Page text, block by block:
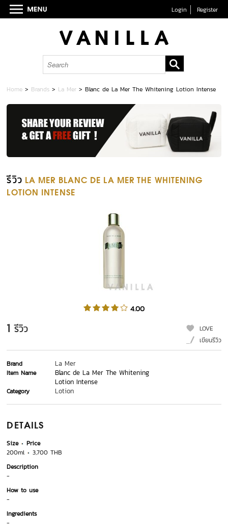
Login Register
Home > Brands > La Mer >Blanc de La Mer The Whitening Lotion Intense
รีวิว LA MER BLANC DE LA MER THE WHITENING
LOTION INTENSE
4.00
1 รีวิว
LOVE
เขียนรีวิว
Brand La Mer
Item Name
Blanc de La Mer The Whitening
Lotion Intense
Category Lotion
DETAILS
Size
Price
200ml
3,700 THB
Description
-
How to use
-
Ingredients
-